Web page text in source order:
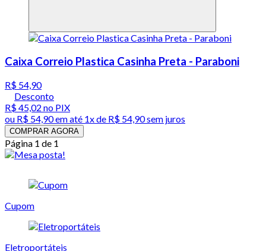
Caixa Correio Plastica Casinha Preta - Paraboni
R$ 54,90
Desconto
R$ 45,02 no PIX
ou R$ 54,90em até 1x de R$ 54,90sem juros
COMPRAR AGORA
Página 1 de 1
Cupom
Eletroportáteis